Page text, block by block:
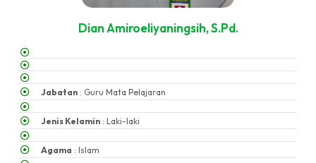
Dian Amiroeliyaningsih, S.Pd.
Jabatan : Guru Mata Pelajaran
Jenis Kelamin : Laki-laki
Agama : Islam